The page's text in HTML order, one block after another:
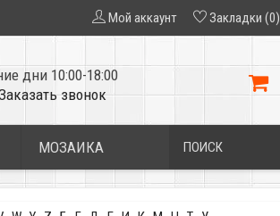
Мой аккаунт Закладки (0)
дни 10:00-18:00
звонок
МОЗАИКА